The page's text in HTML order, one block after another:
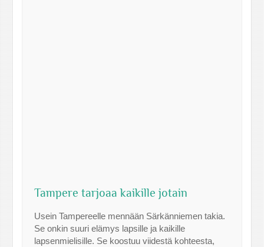
Tampere tarjoaa kaikille jotain
Usein Tampereelle mennään Särkänniemen takia.
Se onkin suuri elämys lapsille ja kaikille
lapsenmielisille. Se koostuu viidestä kohteesta,